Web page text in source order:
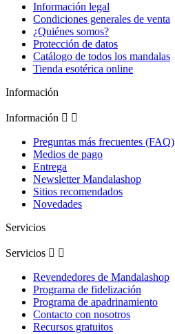
Información legal
Condiciones generales de venta
¿Quiénes somos?
Protección de datos
Catálogo de todos los mandalas
Tienda esotérica online
Información
Información  
Preguntas más frecuentes (FAQ)
Medios de pago
Entrega
Newsletter Mandalashop
Sitios recomendados
Novedades
Servicios
Servicios  
Revendedores de Mandalashop
Programa de fidelización
Programa de apadrinamiento
Contacto con nosotros
Recursos gratuitos